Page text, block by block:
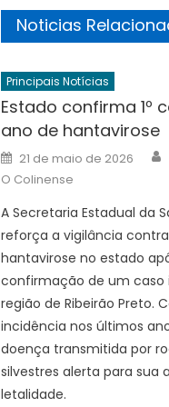
Noticias
Principais Notícias
Estado confirma 1º
ano de hantavirose
Posted
on
21 de maio de 2026
O Colinense
A Secretaria Estadual da
reforça a vigilância
hantavirose no estado
confirmação de um caso
região de Ribeirão Preto.
incidência nos últimos
doença transmitida por
silvestres alerta para sua
letalidade.